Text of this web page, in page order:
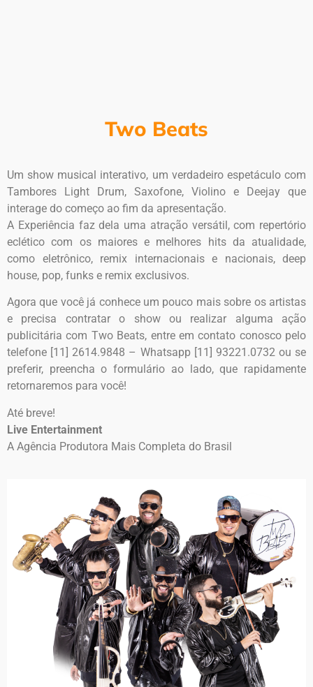
Two Beats
Um show musical interativo, um verdadeiro espetáculo com
Tambores Light Drum, Saxofone, Violino e Deejay que
interage do começo ao fim da apresentação.
A Experiência faz dela uma atração versátil, com repertório
eclético com os maiores e melhores hits da atualidade,
como eletrônico, remix internacionais e nacionais, deep
house, pop, funks e remix exclusivos.
Agora que você já conhece um pouco mais sobre os artistas
e precisa contratar o show ou realizar alguma ação
publicitária com Two Beats, entre em contato conosco pelo
telefone [11] 2614.9848 – Whatsapp [11] 93221.0732 ou se
preferir, preencha o formulário ao lado, que rapidamente
retornaremos para você!
Até breve!
Live Entertainment
A Agência Produtora Mais Completa do Brasil